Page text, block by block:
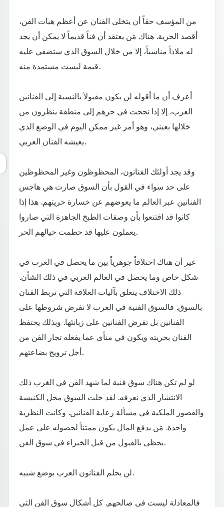
من المؤسف حقاً أن يتخلى الفنان عن أعظم هبات الفن،
أقصد الحرية. هناك مَن يعتقد أن فناً قديماً لا يمكن أن يجد
له ملاذاً مناسباً، إلا من خلال السوق الذي ستضفي عليه
قيمة ليست مستمدة منه.
أعرف أن ما أقوله لن يكون مقبولاً بالنسبة إلى الفنانين
العرب، إلا إذا نجحت في جرهم إلى منطقة ينظرون من
خلالها بعيني، وهو أمر غير ممكن اليوم في الوضع الذي
يعيشه الفنان العربي.
وقد يجد أولئك الفنانون، المحظوظون وغير المحظوظين
على حد سواء في القول بأن السوق صارت هي هاجس
الفنانين عبر العالم ما يعوضهم عن خسارة حريتهم. هذا إذا
كانوا قد اقتنعوا بأن وصفات الطبخ الجاهزة التي صاروا
يعملون عليها قد حطمت خيالهم الحر.
غير أن هناك اختلافاً جوهرياً بين ما يحصل في الغرب في
شكل خاص وما يحصل في العالم العربي في ذلك الشأن.
ذلك الاختلاف يتعلق بآليات العلاقة التي تربط الفنان
بالسوق. فالسوق الفنية في الغرب لا تفرض شروطها على
الفنانين بل تفرض الفنانين على زبانئها. وبذلك يحتفظ
الفنان بحريته ويكون في منأى عما يفعله تجار الفن من
أجل ترويج بضاعتهم.
لو لم تكن هناك سوق فنية لما شهد الفن في الغرب ذلك
الانتشار الذي نعرفه. لقد حلت السوق محل الكنيسة
والقصور الملكية في مسألة رعاية الفنانين. وكانت النظرية
واحدة. مَن يدفع المال يكون ممتناً لحصوله على عمل
يحظى بالقبول من قبل الخبراء في سوق الفن.
لن يحلم الفنانون العرب بوضع شبيه.
فالمعادلة ليست في صالحهم. كل أشكال سوق الفن التي